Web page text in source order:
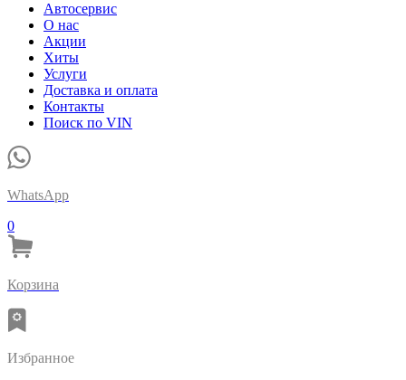
Автосервис
О нас
Акции
Хиты
Услуги
Доставка и оплата
Контакты
Поиск по VIN
WhatsApp
0
Корзина
Избранное